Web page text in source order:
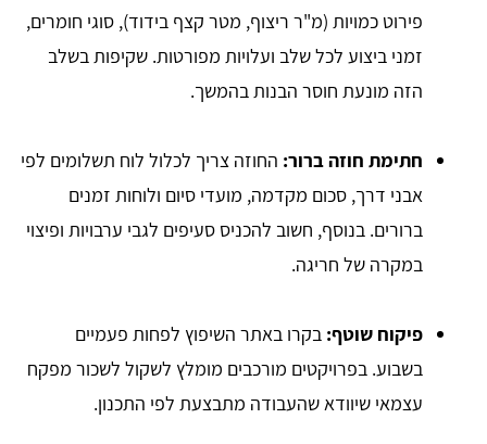
פירוט כמויות (מ"ר ריצוף, מטר קצף בידוד), סוגי חומרים,
זמני ביצוע לכל שלב ועלויות מפורטות. שקיפות בשלב
הזה מונעת חוסר הבנות בהמשך.
חתימת חוזה ברור: החוזה צריך לכלול לוח תשלומים לפי
אבני דרך, סכום מקדמה, מועדי סיום ולוחות זמנים
ברורים. בנוסף, חשוב להכניס סעיפים לגבי ערבויות ופיצוי
במקרה של חריגה.
פיקוח שוטף: בקרו באתר השיפוץ לפחות פעמיים
בשבוע. בפרויקטים מורכבים מומלץ לשקול לשכור מפקח
עצמאי שיוודא שהעבודה מתבצעת לפי התכנון.